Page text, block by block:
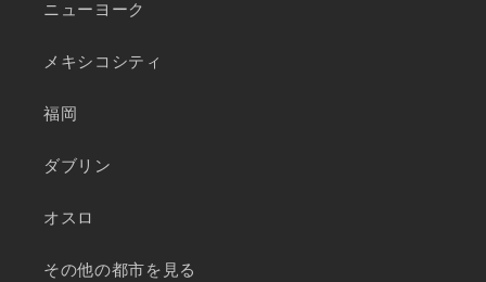
ニューヨーク
メキシコシティ
福岡
ダブリン
オスロ
その他の都市を見る